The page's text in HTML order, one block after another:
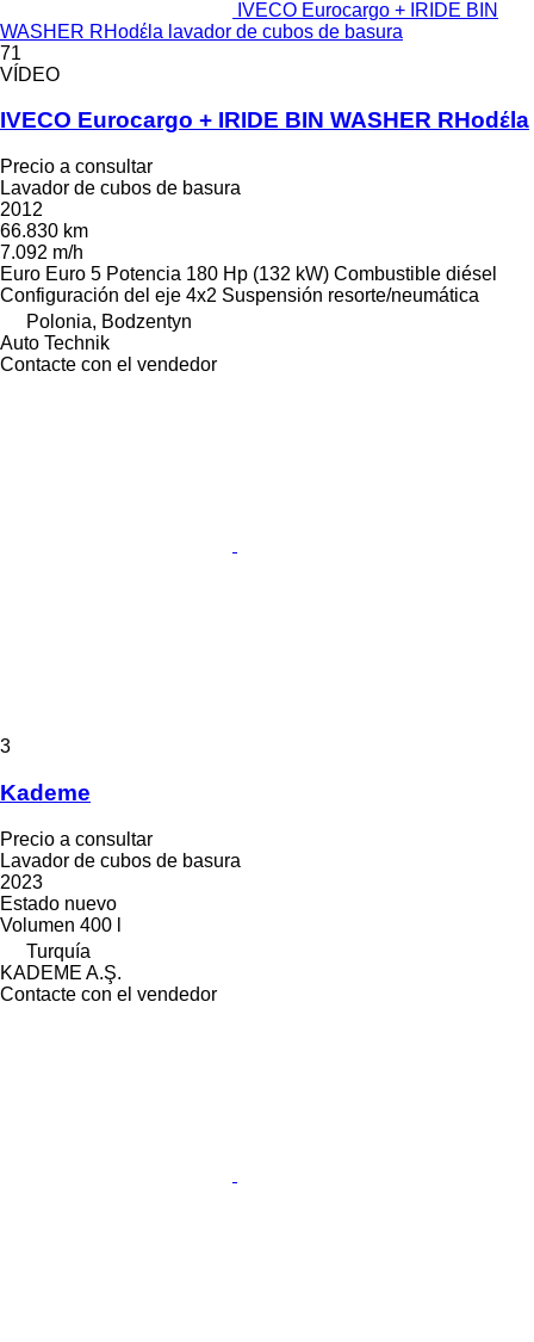
IVECO Eurocargo + IRIDE BIN
WASHER RHodέla lavador de cubos de basura
71
VÍDEO
IVECO Eurocargo + IRIDE BIN WASHER RHodέla
Precio a consultar
Lavador de cubos de basura
2012
66.830 km
7.092 m/h
Euro Euro 5 Potencia 180 Hp (132 kW) Combustible diésel
Configuración del eje 4x2 Suspensión resorte/neumática
Polonia, Bodzentyn
Auto Technik
Contacte con el vendedor
3
Kademe
Precio a consultar
Lavador de cubos de basura
2023
Estado nuevo
Volumen 400 l
Turquía
KADEME A.Ş.
Contacte con el vendedor